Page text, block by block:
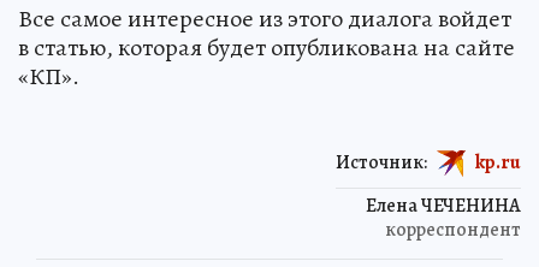
Все самое интересное из этого диалога войдет
в статью, которая будет опубликована на сайте
«КП».
Елена ЧЕЧЕНИНА
корреспондент
Источник: kp.ru